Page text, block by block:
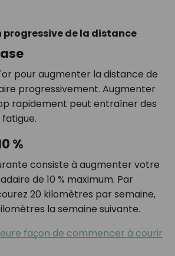
progressive de la distance
pour augmenter la distance de
progressivement. Augmenter
rapidement peut entraîner des
%
consiste à augmenter votre
de 10 % maximum. Par
20 kilomètres par semaine,
la semaine suivante.
façon de commencer à courir